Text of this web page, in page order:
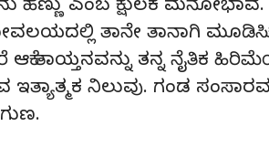
ಹೆಣ್ಣು ಎಂಬ ಕ್ಷುಲಕ
ತಾನೇ ತಾನಾಗಿ
ಆಕೆ ತಾಯ್ತನವನ್ನು ತನ್ನ ನೈತಿಕ
ಇತ್ಯಾತ್ಮಕ ನಿಲುವು. ಗಂಡ
ಗುಣ.